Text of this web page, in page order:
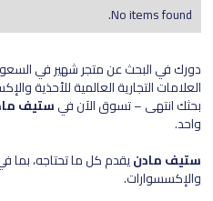
No items found.
دورك في البحث عن متجر شهير في
العلامات التجارية العالمية للأحذية
بحثك انتهى – تسوق الآن فيستيف
واحد.
ستيف مادنيقدم كل ما تحتاجه، بما في
والإكسسوارات.